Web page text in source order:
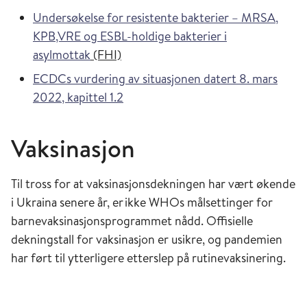
Undersøkelse for resistente bakterier – MRSA,
KPB,VRE og ESBL-holdige bakterier i
asylmottak (FHI)
ECDCs vurdering av situasjonen datert 8. mars
2022, kapittel 1.2
Vaksinasjon
Til tross for at vaksinasjonsdekningen har vært økende
i Ukraina senere år, erikke WHOs målsettinger for
barnevaksinasjonsprogrammet nådd. Offisielle
dekningstall for vaksinasjon er usikre, og pandemien
har ført til ytterligere etterslep på rutinevaksinering.